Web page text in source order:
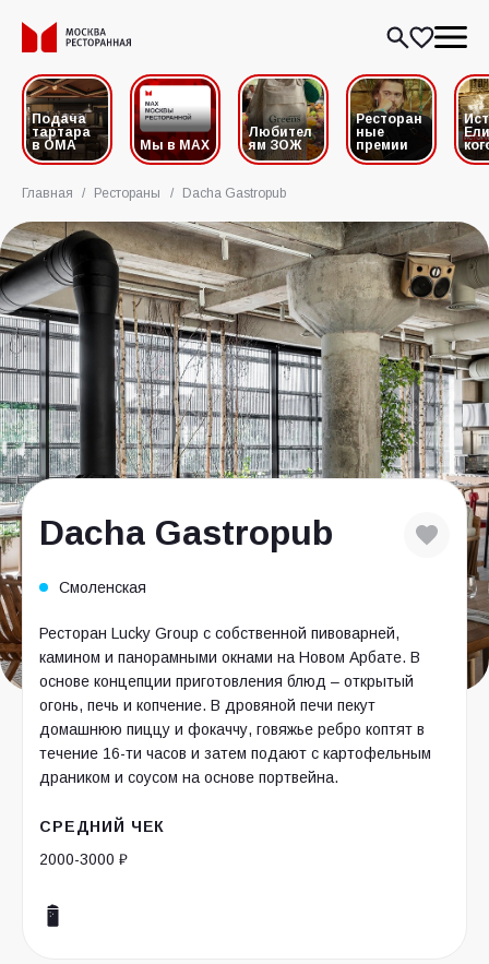
Подача
тартара
в ОМА
Мы в MAX
Любител
ям ЗОЖ
Ресторан
ные
премии
Главная / Рестораны / Dacha Gastropub
Dacha Gastropub
Смоленская
Ресторан Lucky Group с собственной пивоварней,
камином и панорамными окнами на Новом Арбате. В
основе концепции приготовления блюд – открытый
огонь, печь и копчение. В дровяной печи пекут
домашнюю пиццу и фокаччу, говяжье ребро коптят в
течение 16-ти часов и затем подают с картофельным
драником и соусом на основе портвейна.
СРЕДНИЙ ЧЕК
2000-3000 ₽